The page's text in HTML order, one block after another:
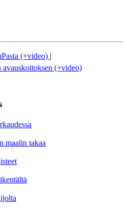
(+video) |
avauskoitoksen (+video)
maalin takaa